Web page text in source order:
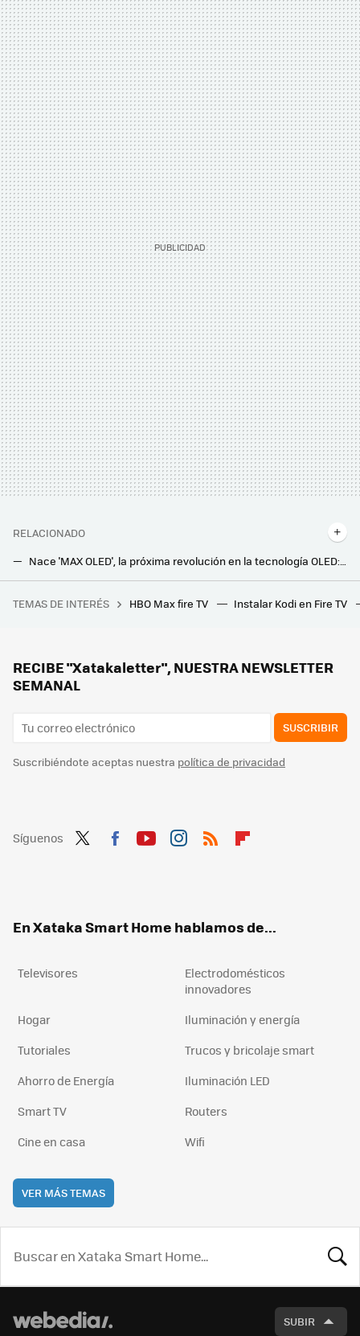
RELACIONADO
Nace 'MAX OLED', la próxima revolución en la tecnología OLED: promete más brillo y más vida útil en los paneles
28 autoras para informarse y reflexionar sobre videojuegos
TEMAS DE INTERÉS HBO Max fire TV Instalar Kodi en Fire TV
RECIBE "Xatakaletter", NUESTRA NEWSLETTER
SEMANAL
SUSCRIBIR
Suscribiéndote aceptas nuestra política de privacidad
Síguenos
En Xataka Smart Home hablamos de...
Televisores
Electrodomésticos
innovadores
Hogar
Iluminación y energía
Tutoriales
Trucos y bricolaje smart
Ahorro de Energía
Iluminación LED
Smart TV
Routers
Cine en casa
Wifi
VER MÁS TEMAS
SUBIR